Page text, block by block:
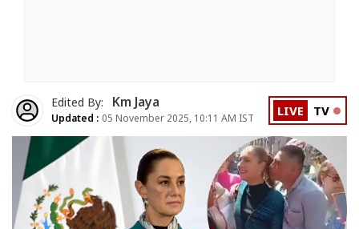
Edited By: Km Jaya
Updated : 05 November 2025, 10:11 AM IST LIVE TV